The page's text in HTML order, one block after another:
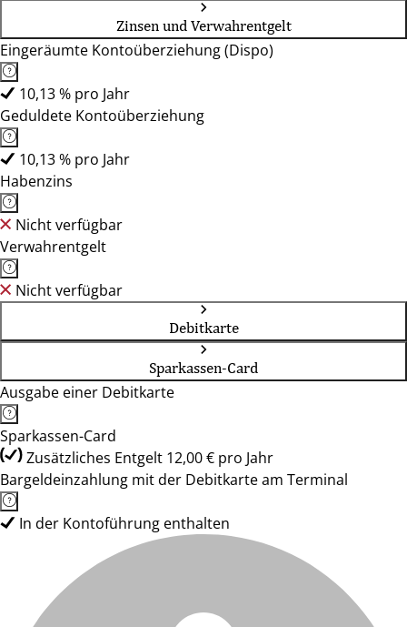
Zinsen und Verwahrentgelt
Eingeräumte Kontoüberziehung (Dispo)
10,13 % pro Jahr
Geduldete Kontoüberziehung
10,13 % pro Jahr
Habenzins
Nicht verfügbar
Verwahrentgelt
Nicht verfügbar
Debitkarte
Sparkassen-Card
Ausgabe einer Debitkarte
Sparkassen-Card
Zusätzliches Entgelt 12,00 € pro Jahr
Bargeldeinzahlung mit der Debitkarte am Terminal
In der Kontoführung enthalten